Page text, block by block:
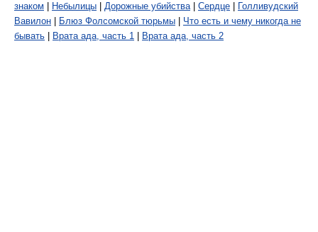
знаком
Небылицы Дорожные убийства| Сердце
Голливудский
Вавилон
Блюз Фолсомской тюрьмы
Что есть и чему никогда не
бывать
Врата ада, часть 1 Врата ада, часть 2